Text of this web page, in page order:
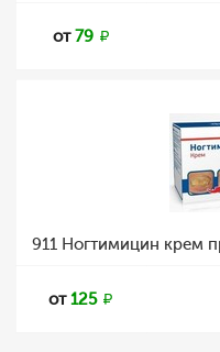
от79
911 Ногтимицин крем
от125